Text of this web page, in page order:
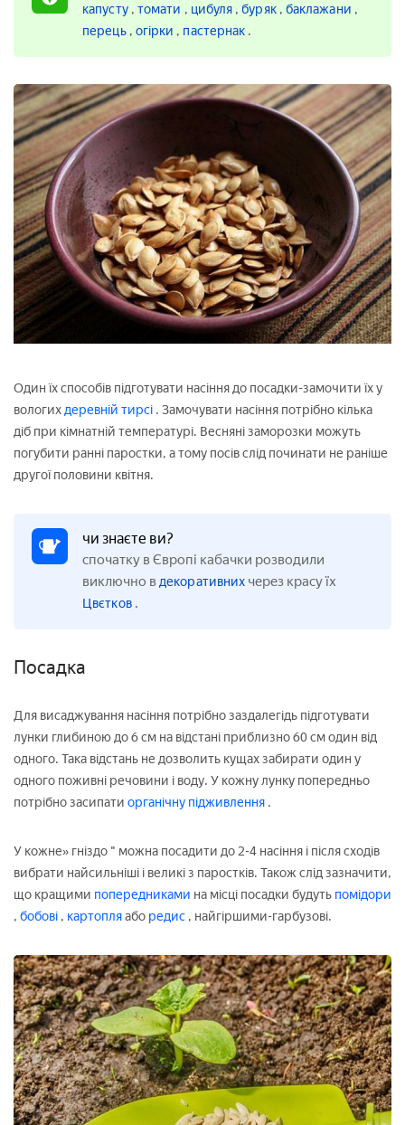
капусту , томати , цибуля ,буряк , баклажани ,
перець , огірки , пастернак .
Один їх способів підготувати насіння до посадки-замочити їх у
вологихдеревній тирсі . Замочувати насіння потрібно кілька
діб при кімнатній температурі. Весняні заморозки можуть
погубити ранні паростки, а тому посів слід починати не раніше
другої половини квітня.
чи знаєте ви?
спочатку в Європі кабачки розводили
виключно вдекоративних через красу їх
Цвєтков .
Посадка
Для висаджування насіння потрібно заздалегідь підготувати
лунки глибиною до 6 см на відстані приблизно 60 см один від
одного. Така відстань не дозволить кущах забирати один у
одного поживні речовини і воду. У кожну лунку попередньо
потрібно засипати органічну підживлення .
У кожне» гніздо " можна посадити до 2-4 насіння і після сходів
вибрати найсильніші і великі з паростків. Також слід зазначити,
що кращими попередниками на місці посадки будуть помідори
, бобові , картопляабо редис , найгіршими-гарбузові.